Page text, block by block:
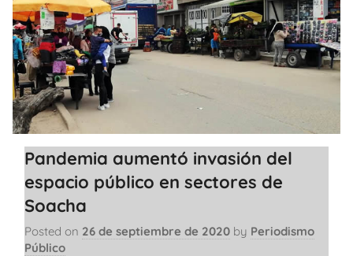
Pandemia aumentó invasión del
espacio público en sectores de
Soacha
Posted on 26 de septiembre de 2020 by Periodismo
Público